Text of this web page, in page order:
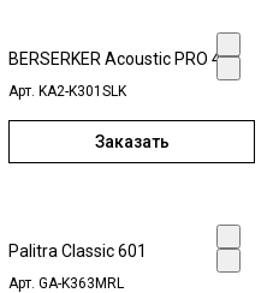
BERSERKER Acoustic PRO 453
Арт. KA2-K301SLK
Заказать
Palitra Classic 601
Арт. GA-K363MRL